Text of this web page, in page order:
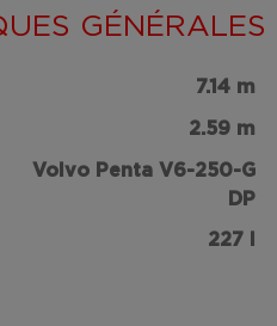
GÉNÉRALES
7.14 m
2.59 m
Volvo Penta V6-250-G
DP
227 l